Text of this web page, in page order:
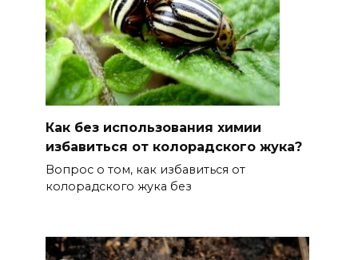
Как без использования химии
избавиться от колорадского жука?
Вопрос о том, как избавиться от
колорадского жука без